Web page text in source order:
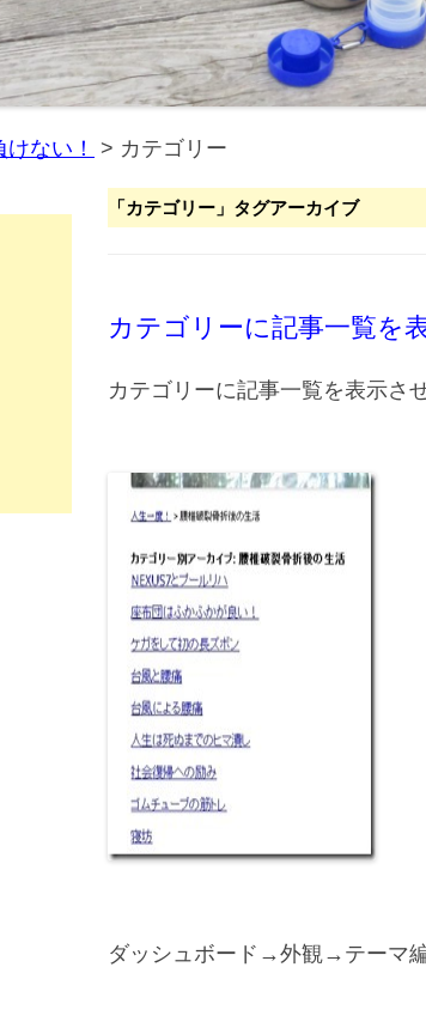
ない！ > カテゴリー
「カテゴリー 」タグアーカイブ
カテゴリーに記事一覧を
カテゴリーに記事一覧を表示さ
ダッシュボード→外観→テーマ